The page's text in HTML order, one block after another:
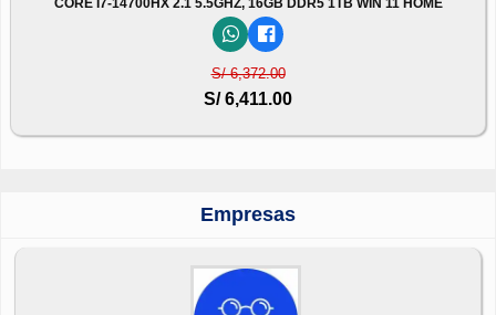
S/ 6,372.00
S/ 6,411.00
Empresas